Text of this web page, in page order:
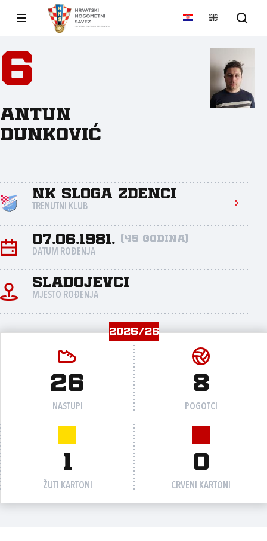
6
Antun
Dunković
NK Sloga Zdenci
TRENUTNI KLUB
07.06.1981. (45 godina)
DATUM ROĐENJA
Sladojevci
MJESTO ROĐENJA
2025/26
26
NASTUPI
8
POGOTCI
1
ŽUTI KARTONI
0
CRVENI KARTONI